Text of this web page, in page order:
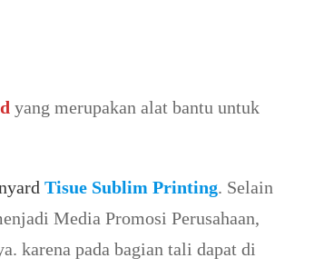
yang merupakan alat bantu untuk
Tisue Sublim Printing. Selain
Media Promosi Perusahaan,
karena pada bagian tali dapat di